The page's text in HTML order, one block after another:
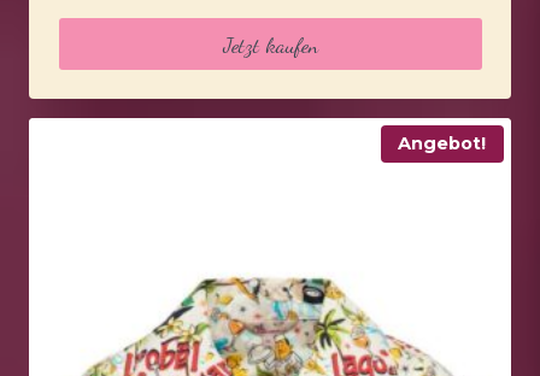
Jetzt kaufen
Angebot!